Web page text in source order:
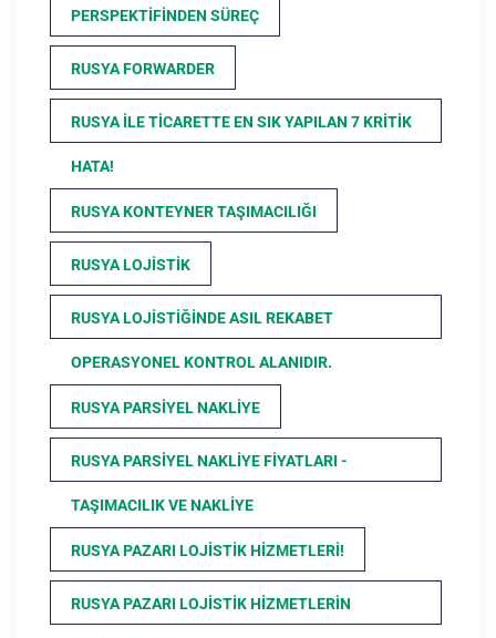
PERSPEKTIFINDEN SÜREÇ
RUSYA FORWARDER
RUSYA ILE TICARETTE EN SIK YAPILAN 7 KRITIK
HATA!
RUSYA KONTEYNER TAŞIMACILIĞI
RUSYA LOJISTIK
RUSYA LOJISTIĞINDE ASIL REKABET
OPERASYONEL KONTROL ALANIDIR.
RUSYA PARSIYEL NAKLIYE
RUSYA PARSIYEL NAKLIYE FIYATLARI -
TAŞIMACILIK VE NAKLIYE
RUSYA PAZARI LOJISTIK HIZMETLERI!
RUSYA PAZARI LOJISTIK HIZMETLERIN